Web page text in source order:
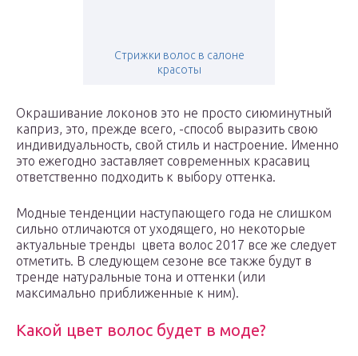
Стрижки волос в салоне
красоты
Окрашивание локонов это не просто сиюминутный
каприз, это, прежде всего, -способ выразить свою
индивидуальность, свой стиль и настроение. Именно
это ежегодно заставляет современных красавиц
ответственно подходить к выбору оттенка.
Модные тенденции наступающего года не слишком
сильно отличаются от уходящего, но некоторые
актуальные тренды цвета волос 2017 все же следует
отметить. В следующем сезоне все также будут в
тренде натуральные тона и оттенки (или
максимально приближенные к ним).
Какой цвет волос будет в моде?